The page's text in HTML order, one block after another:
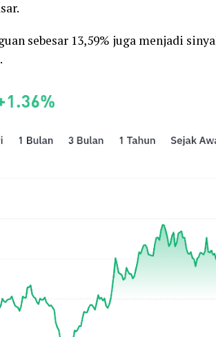
sebesar 13,59% juga menjadi